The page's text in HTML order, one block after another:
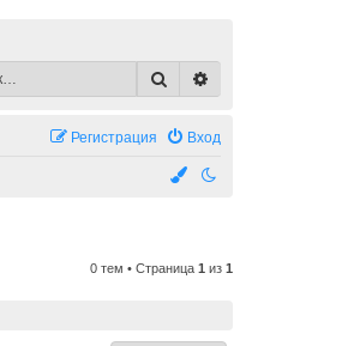
Поиск
Вход
Регистрация
0 тем • Страница 1 из 1